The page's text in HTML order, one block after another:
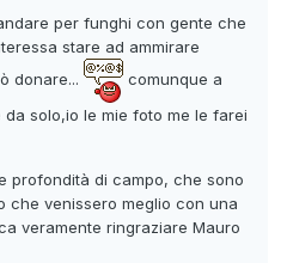
per funghi con gente che
stare ad ammirare
donare...
comunque a
solo,io le mie foto me le farei
profondità di campo, che sono
che venissero meglio con una
veramente ringraziare Mauro